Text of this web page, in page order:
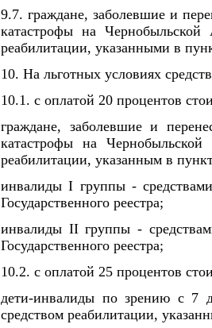
9.7. граждане, заболевшие и
катастрофы на
реабилитации, указанными в
10. На льготных условиях
10.1. с оплатой 20 процентов
граждане, заболевшие и
катастрофы на
реабилитации, указанным в
инвалиды I группы -
Государственного реестра;
инвалиды II группы -
Государственного реестра;
10.2. с оплатой 25 процентов
дети-инвалиды по зрению с
средством реабилитации,